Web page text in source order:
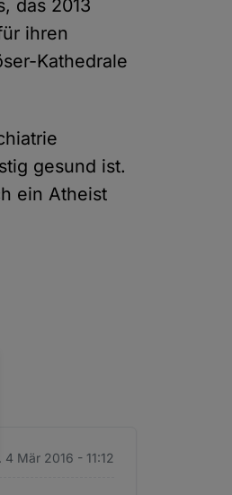
das 2013
ihren
Kathedrale
gesund ist.
ein Atheist
4 Mär 2016 - 11:12